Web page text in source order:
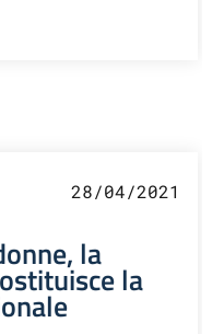
28/04/2021
la
la